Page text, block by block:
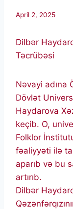
April 2, 2025
Dilbər
Təcrübəsi
Nəvayi adına
Dövlət
Haydarova
keçib. O,
Folklor
fəaliyyəti ilə
aparıb və bu
artırıb.
Dilbər